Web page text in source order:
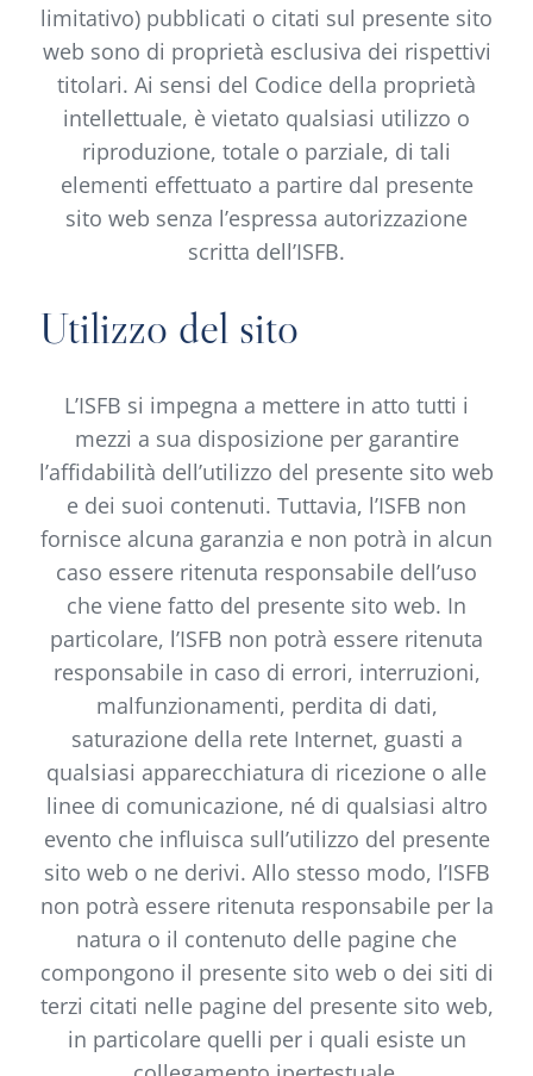
limitativo) pubblicati o citati sul presente sito
web sono di proprietà esclusiva dei rispettivi
titolari. Ai sensi del Codice della proprietà
intellettuale, è vietato qualsiasi utilizzo o
riproduzione, totale o parziale, di tali
elementi effettuato a partire dal presente
sito web senza l’espressa autorizzazione
scritta dell’ISFB.
Utilizzo del sito
L’ISFB si impegna a mettere in atto tutti i
mezzi a sua disposizione per garantire
l’affidabilità dell’utilizzo del presente sito web
e dei suoi contenuti. Tuttavia, l’ISFB non
fornisce alcuna garanzia e non potrà in alcun
caso essere ritenuta responsabile dell’uso
che viene fatto del presente sito web. In
particolare, l’ISFB non potrà essere ritenuta
responsabile in caso di errori, interruzioni,
malfunzionamenti, perdita di dati,
saturazione della rete Internet, guasti a
qualsiasi apparecchiatura di ricezione o alle
linee di comunicazione, né di qualsiasi altro
evento che influisca sull’utilizzo del presente
sito web o ne derivi. Allo stesso modo, l’ISFB
non potrà essere ritenuta responsabile per la
natura o il contenuto delle pagine che
compongono il presente sito web o dei siti di
terzi citati nelle pagine del presente sito web,
in particolare quelli per i quali esiste un